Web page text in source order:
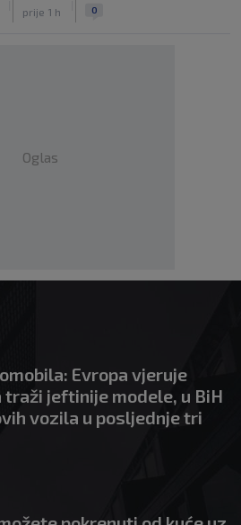
prije 1 h 0
Oglas
Evropa vjeruje
jeftinije modele, u BiH
vozila u posljednje tri